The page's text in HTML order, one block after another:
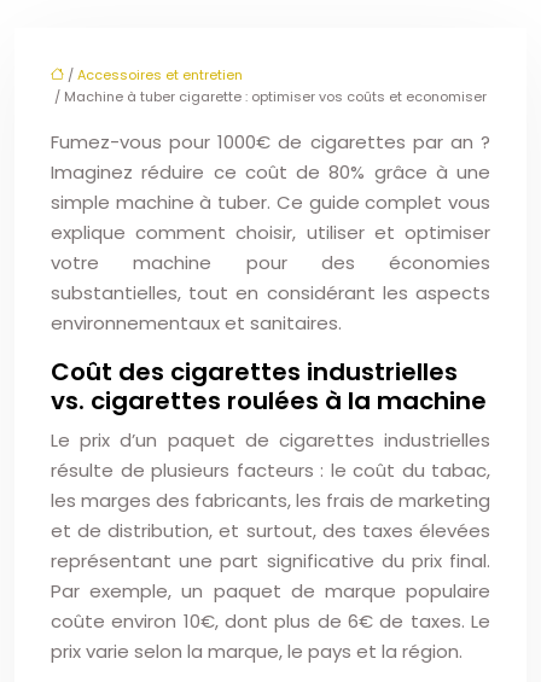
/Accessoires et entretien
/ Machine à tuber cigarette : optimiser vos coûts et economiser
Fumez-vous pour 1000€ de cigarettes par an ?
Imaginez réduire ce coût de 80% grâce à une
simple machine à tuber. Ce guide complet vous
explique comment choisir, utiliser et optimiser
votre machine pour des économies
substantielles, tout en considérant les aspects
environnementaux et sanitaires.
Coût des cigarettes industrielles
vs. cigarettes roulées à la machine
Le prix d’un paquet de cigarettes industrielles
résulte de plusieurs facteurs : le coût du tabac,
les marges des fabricants, les frais de marketing
et de distribution, et surtout, des taxes élevées
représentant une part significative du prix final.
Par exemple, un paquet de marque populaire
coûte environ 10€, dont plus de 6€ de taxes. Le
prix varie selon la marque, le pays et la région.